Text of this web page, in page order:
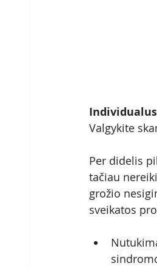
Valgykite
Per didelis
tačiau
grožio
sveikatos